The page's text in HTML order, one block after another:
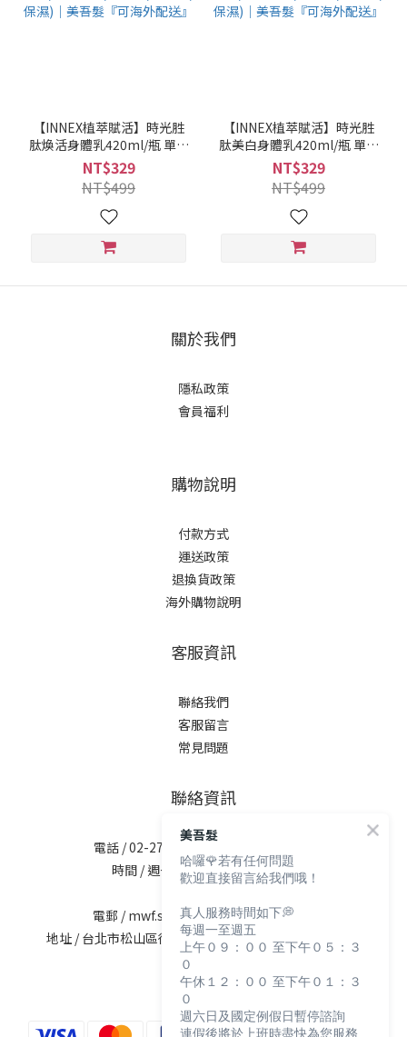
【INNEX植萃賦活】時光胜
肽煥活身體乳420ml/瓶 單件
賣場 (7天肌膚煥新/美白/煥
活/滋養/乳液/彈潤緊緻/抗乾
癢/抗老化/保濕)｜美吾髮
『可海外配送』
NT$329
NT$499
【INNEX植萃賦活】時光胜
肽美白身體乳420ml/瓶 單件
賣場 (7天肌膚煥新/美白/煥
活/滋養/乳液/彈潤緊緻/抗乾
癢/抗老化/保濕)｜美吾髮
『可海外配送』
NT$329
NT$499
關於我們
隱私政策
會員福利
購物說明
付款方式
運送政策
退換貨政策
海外購物說明
客服資訊
聯絡我們
客服留言
常見問題
聯絡資訊
電話 / 02-2713-6621 (無提供訂購服務)
時間 / 週一至週五 09:30-12:00；
電郵 / mwf.service@maywufa.com.tw
地址 / 台北市松山區復興北路167號5樓(無提供現場販售)
美吾髮
哈囉🌹若有任何問題
歡迎直接留言給我們哦！
真人服務時間如下💭
每週一至週五
上午０９：００ 至下午０５：３
０
午休１２：００ 至下午０１：３
０
週六日及國定例假日暫停諮詢
連假後將於上班時盡快為您服務